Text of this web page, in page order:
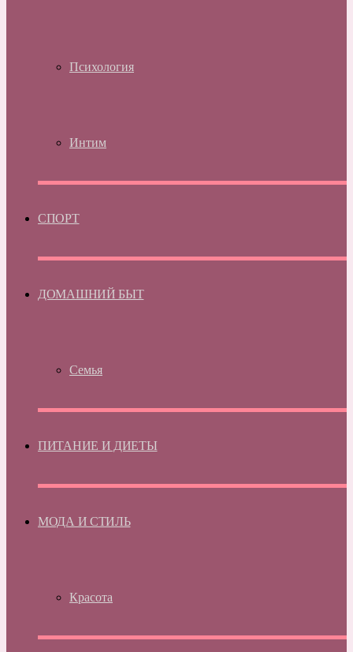
Психология
Интим
СПОРТ
ДОМАШНИЙ БЫТ
Семья
ПИТАНИЕ И ДИЕТЫ
МОДА И СТИЛЬ
Красота